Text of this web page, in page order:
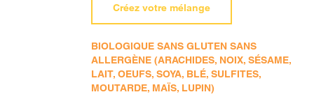
Créez votre mélange
BIOLOGIQUE SANS GLUTEN SANS
ALLERGÈNE (ARACHIDES, NOIX, SÉSAME,
LAIT, OEUFS, SOYA, BLÉ, SULFITES,
MOUTARDE, MAÏS, LUPIN)